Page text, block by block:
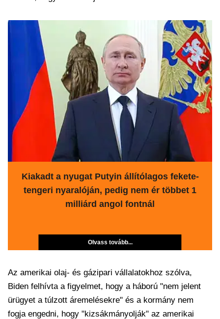
Kiakadt a nyugat Putyin állítólagos fekete-
tengeri nyaralóján, pedig nem ér többet 1
milliárd angol fontnál
Olvass tovább...
Az amerikai olaj- és gázipari vállalatokhoz szólva,
Biden felhívta a figyelmet, hogy a háború "nem jelent
ürügyet a túlzott áremelésekre" és a kormány nem
fogja engedni, hogy "kizsákmányolják" az amerikai